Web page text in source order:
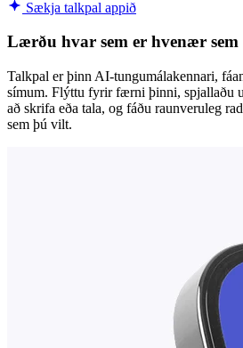
Sækja talkpal appið
Lærðu hvar sem er hvenær sem
Talkpal er þinn AI-tungumálakennari,
símum. Flýttu fyrir færni þinni, spjallaðu
að skrifa eða tala, og fáðu raunveruleg
sem þú vilt.